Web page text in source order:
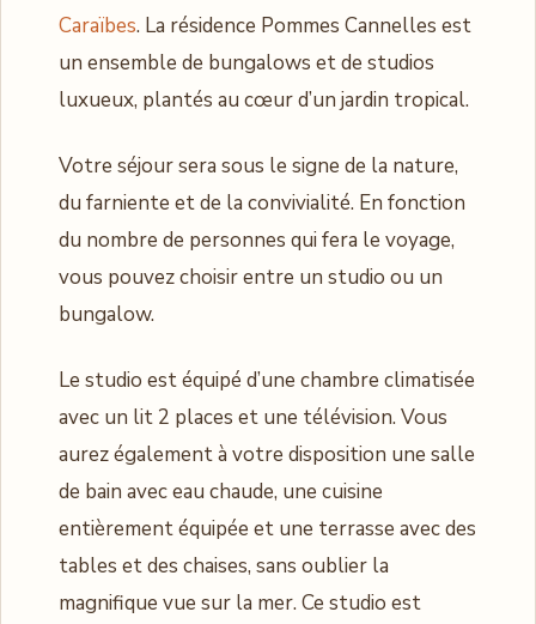
Caraïbes. La résidence Pommes Cannelles est
un ensemble de bungalows et de studios
luxueux, plantés au cœur d’un jardin tropical.
Votre séjour sera sous le signe de la nature,
du farniente et de la convivialité. En fonction
du nombre de personnes qui fera le voyage,
vous pouvez choisir entre un studio ou un
bungalow.
Le studio est équipé d’une chambre climatisée
avec un lit 2 places et une télévision. Vous
aurez également à votre disposition une salle
de bain avec eau chaude, une cuisine
entièrement équipée et une terrasse avec des
tables et des chaises, sans oublier la
magnifique vue sur la mer. Ce studio est